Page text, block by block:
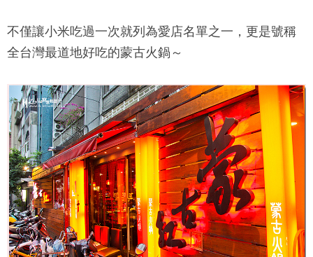
不僅讓小米吃過一次就列為愛店名單之一，更是號稱
全台灣最道地好吃的蒙古火鍋～